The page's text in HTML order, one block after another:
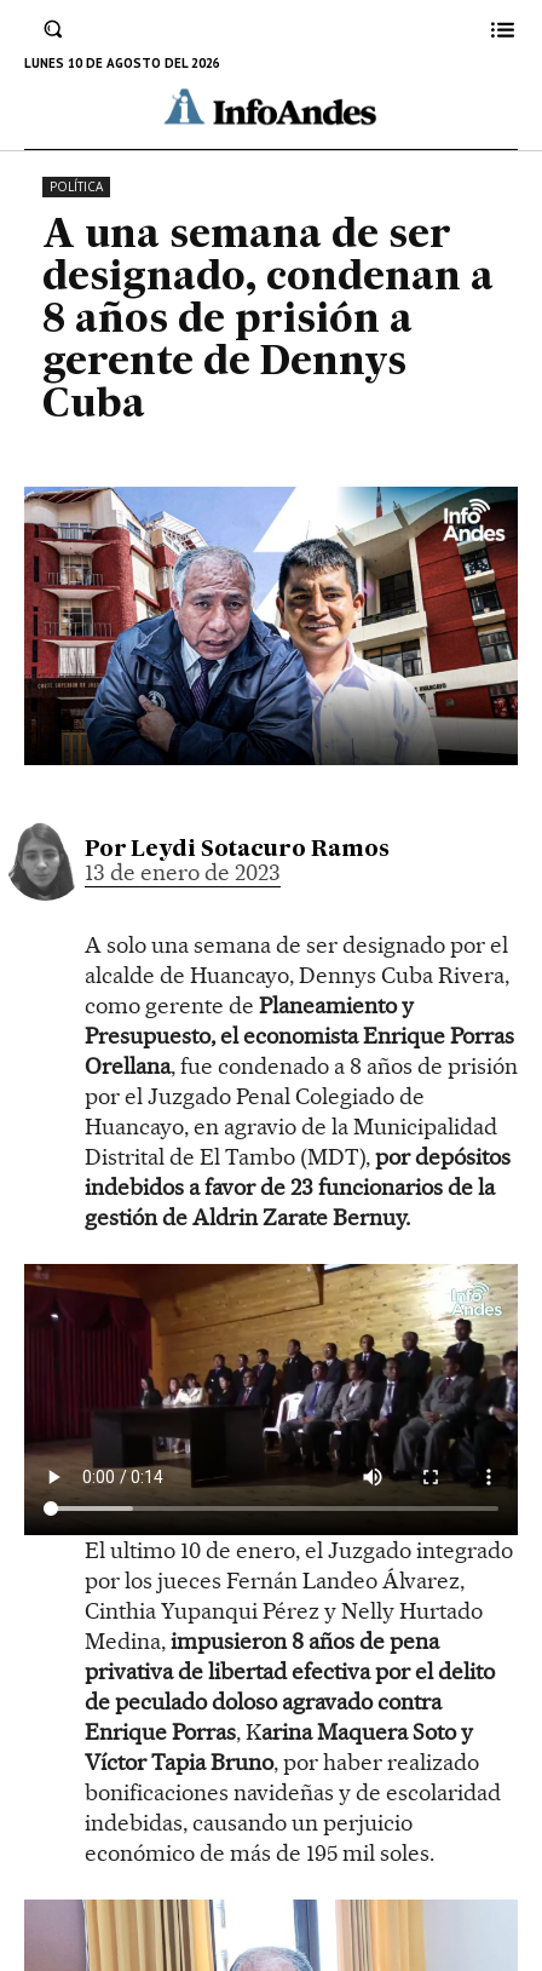
LUNES 10 DE AGOSTO DEL 2026
condenan a 8 años de prisión a
gerente de Dennys Cuba
13 DE ENERO DE 2023
POLÍTICA
A una semana de ser
designado, condenan a
8 años de prisión a
gerente de Dennys
Cuba
Por Leydi Sotacuro Ramos
13 de enero de 2023
A solo una semana de ser designado por el
alcalde de Huancayo, Dennys Cuba Rivera,
como gerente de Planeamiento y
Presupuesto, el economista Enrique Porras
Orellana, fue condenado a 8 años de prisión
por el Juzgado Penal Colegiado de
Huancayo, en agravio de la Municipalidad
Distrital de El Tambo (MDT),por depósitos
indebidos a favor de 23 funcionarios de la
gestión de Aldrin Zarate Bernuy.
El ultimo 10 de enero, el Juzgado integrado
por los jueces Fernán Landeo Álvarez,
Cinthia Yupanqui Pérez y Nelly Hurtado
Medina,impusieron 8 años de pena
privativa de libertad efectiva por el delito
de peculado doloso agravado contra
Enrique Porras, Karina Maquera Soto y
Víctor Tapia Bruno, por haber realizado
bonificaciones navideñas y de escolaridad
indebidas, causando un perjuicio
económico de más de 195 mil soles.